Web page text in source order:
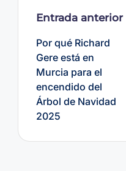
Navegación
entradas
Entrada anterior
Por qué Richard
Gere está en
Murcia para el
encendido del
Árbol de Navidad
2025